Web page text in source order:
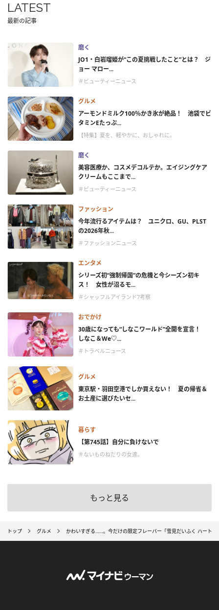
LATEST
最新の記事
磨く
JO1・白岩瑠姫が“この夏挑戦したこと”とは？ ジ
ョー マロー...
＃ビューティーニュース
グルメ
アーモンドミルク100％かき氷が絶品！ 池袋でビ
タミンEたっぷ...
【特集】夏を、軽やかに、おしゃれに。
磨く
美容医療か、コスメデコルテか。エイジングケア
クリームもここまで...
＃ビューティーニュース
ファッション
今年流行るアイテムは？ ユニクロ、GU、PLST
の2026年秋...
＃ファッションニュース
エンタメ
シリーズ初“強制帰国”の危機と今シーズン初キ
ス！ 女性が沼るモ...
＃シャッフルアイランド7考察
おでかけ
30歳になっても“しなこワールド”全開を宣言！
しなこ＆We♡...
＃トラベルニュース
グルメ
東京駅・羽田空港でしか買えない！ 夏の帰省＆
お土産に選びたいセ...
暮らす
【第745話】自分に負けないで
＃ないものねだりの女達。
もっと見る
トップ グルメ かわいすぎる……。今だけの限定フレーバー「雪見だいふく ハートの